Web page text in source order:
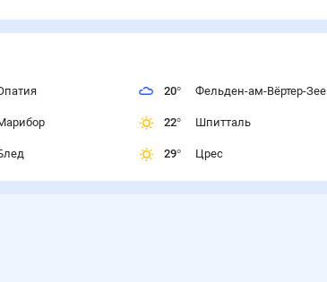
20° Фельден-ам-Вёртер-Зее
22° Шпитталь
29° Црес